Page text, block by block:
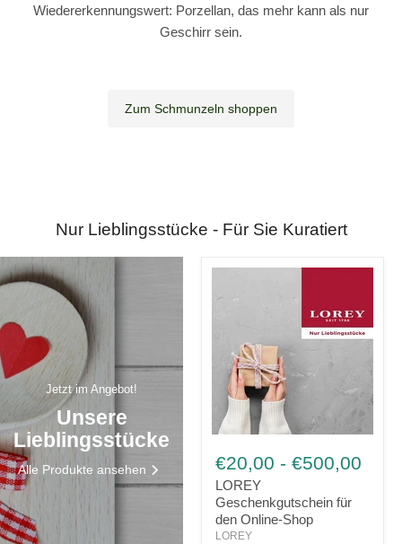
Wiedererkennungswert: Porzellan, das mehr kann als nur
Geschirr sein.
Zum Schmunzeln shoppen
Nur Lieblingsstücke - Für Sie Kuratiert
Jetzt im Angebot!
Unsere
Lieblingsstücke
Alle Produkte ansehen
Geschenkgutschein
für
den
Online-
Shop
€20,00 - €500,00
LOREY
Geschenkgutschein für
den Online-Shop
LOREY